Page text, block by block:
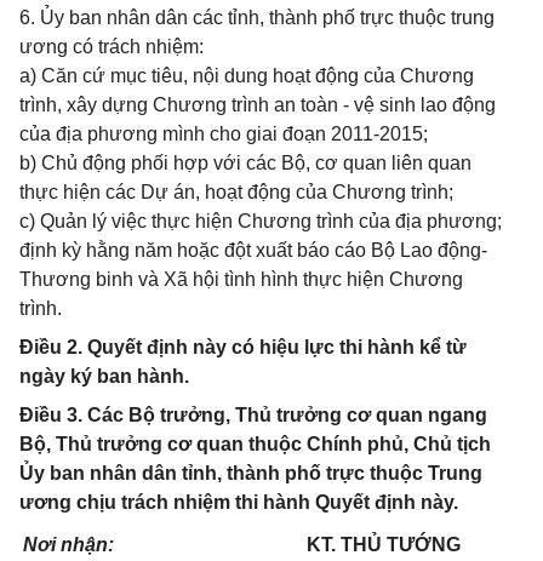
6. Ủy ban nhân dân các tỉnh, thành phố trực thuộc trung
ương có trách nhiệm:
a) Căn cứ mục tiêu, nội dung hoạt động của Chương
trình, xây dựng Chương trình an toàn - vệ sinh lao động
của địa phương mình cho giai đoạn 2011-2015;
b) Chủ động phối hợp với các Bộ, cơ quan liên quan
thực hiện các Dự án, hoạt động của Chương trình;
c) Quản lý việc thực hiện Chương trình của địa phương;
định kỳ hằng năm hoặc đột xuất báo cáo Bộ Lao động-
Thương binh và Xã hội tình hình thực hiện Chương
trình.
Điều 2. Quyết định này có hiệu lực thi hành kể từ
ngày ký ban hành.
Điều 3. Các Bộ trưởng, Thủ trưởng cơ quan ngang
Bộ, Thủ trưởng cơ quan thuộc Chính phủ, Chủ tịch
Ủy ban nhân dân tỉnh, thành phố trực thuộc Trung
ương chịu trách nhiệm thi hành Quyết định này.
Nơi nhận: KT. THỦ TƯỚNG